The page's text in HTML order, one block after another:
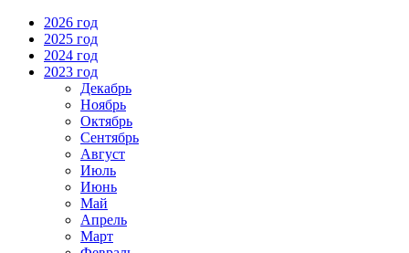
2026 год
2025 год
2024 год
2023 год
Декабрь
Ноябрь
Октябрь
Сентябрь
Август
Июль
Июнь
Май
Апрель
Март